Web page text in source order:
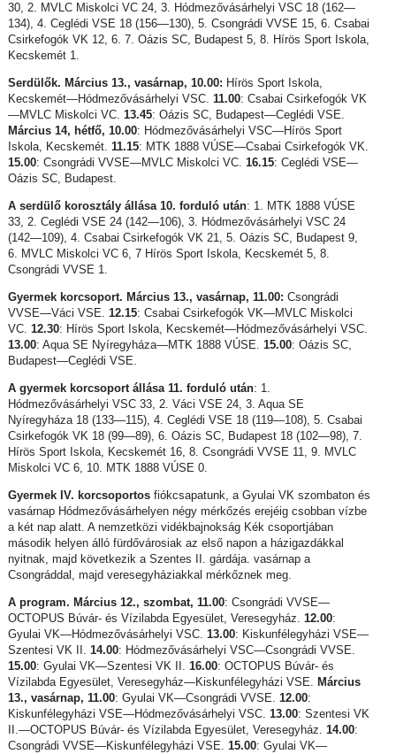
30, 2. MVLC Miskolci VC 24, 3. Hódmezővásárhelyi VSC 18 (162—
134), 4. Ceglédi VSE 18 (156—130), 5. Csongrádi VVSE 15, 6. Csabai
Csirkefogók VK 12, 6. 7. Oázis SC, Budapest 5, 8. Hírös Sport Iskola,
Kecskemét 1.
Serdülők. Március 13., vasárnap, 10.00: Hírös Sport Iskola,
Kecskemét—Hódmezővásárhelyi VSC. 11.00: Csabai Csirkefogók VK
—MVLC Miskolci VC. 13.45: Oázis SC, Budapest—Ceglédi VSE.
Március 14, hétfő, 10.00: Hódmezővásárhelyi VSC—Hírös Sport
Iskola, Kecskemét. 11.15: MTK 1888 VÚSE—Csabai Csirkefogók VK.
15.00: Csongrádi VVSE—MVLC Miskolci VC. 16.15: Ceglédi VSE—
Oázis SC, Budapest.
A serdülő korosztály állása 10. forduló után: 1. MTK 1888 VÚSE
33, 2. Ceglédi VSE 24 (142—106), 3. Hódmezővásárhelyi VSC 24
(142—109), 4. Csabai Csirkefogók VK 21, 5. Oázis SC, Budapest 9,
6. MVLC Miskolci VC 6, 7 Hírös Sport Iskola, Kecskemét 5, 8.
Csongrádi VVSE 1.
Gyermek korcsoport. Március 13., vasárnap, 11.00: Csongrádi
VVSE—Váci VSE. 12.15: Csabai Csirkefogók VK—MVLC Miskolci
VC. 12.30: Hírös Sport Iskola, Kecskemét—Hódmezővásárhelyi VSC.
13.00: Aqua SE Nyíregyháza—MTK 1888 VÚSE. 15.00: Oázis SC,
Budapest—Ceglédi VSE.
A gyermek korcsoport állása 11. forduló után: 1.
Hódmezővásárhelyi VSC 33, 2. Váci VSE 24, 3. Aqua SE
Nyíregyháza 18 (133—115), 4. Ceglédi VSE 18 (119—108), 5. Csabai
Csirkefogók VK 18 (99—89), 6. Oázis SC, Budapest 18 (102—98), 7.
Hírös Sport Iskola, Kecskemét 16, 8. Csongrádi VVSE 11, 9. MVLC
Miskolci VC 6, 10. MTK 1888 VÚSE 0.
Gyermek IV. korcsoportosfiókcsapatunk, a Gyulai VK szombaton és
vasárnap Hódmezővásárhelyen négy mérkőzés erejéig csobban vízbe
a két nap alatt. A nemzetközi vidékbajnokság Kék csoportjában
második helyen álló fürdővárosiak az első napon a házigazdákkal
nyitnak, majd következik a Szentes II. gárdája. vasárnap a
Csongráddal, majd veresegyháziakkal mérkőznek meg.
A program. Március 12., szombat, 11.00: Csongrádi VVSE—
OCTOPUS Búvár- és Vízilabda Egyesület, Veresegyház. 12.00:
Gyulai VK—Hódmezővásárhelyi VSC. 13.00: Kiskunfélegyházi VSE—
Szentesi VK II. 14.00: Hódmezővásárhelyi VSC—Csongrádi VVSE.
15.00: Gyulai VK—Szentesi VK II. 16.00: OCTOPUS Búvár- és
Vízilabda Egyesület, Veresegyház—Kiskunfélegyházi VSE. Március
13., vasárnap, 11.00: Gyulai VK—Csongrádi VVSE. 12.00:
Kiskunfélegyházi VSE—Hódmezővásárhelyi VSC. 13.00: Szentesi VK
II.—OCTOPUS Búvár- és Vízilabda Egyesület, Veresegyház. 14.00:
Csongrádi VVSE—Kiskunfélegyházi VSE. 15.00: Gyulai VK—